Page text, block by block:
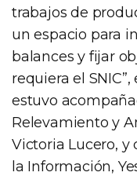
trabajos de
un espacio para
balances y fijar
requiera el
estuvo
Relevamiento y
Victoria Lucero, y
la Información,